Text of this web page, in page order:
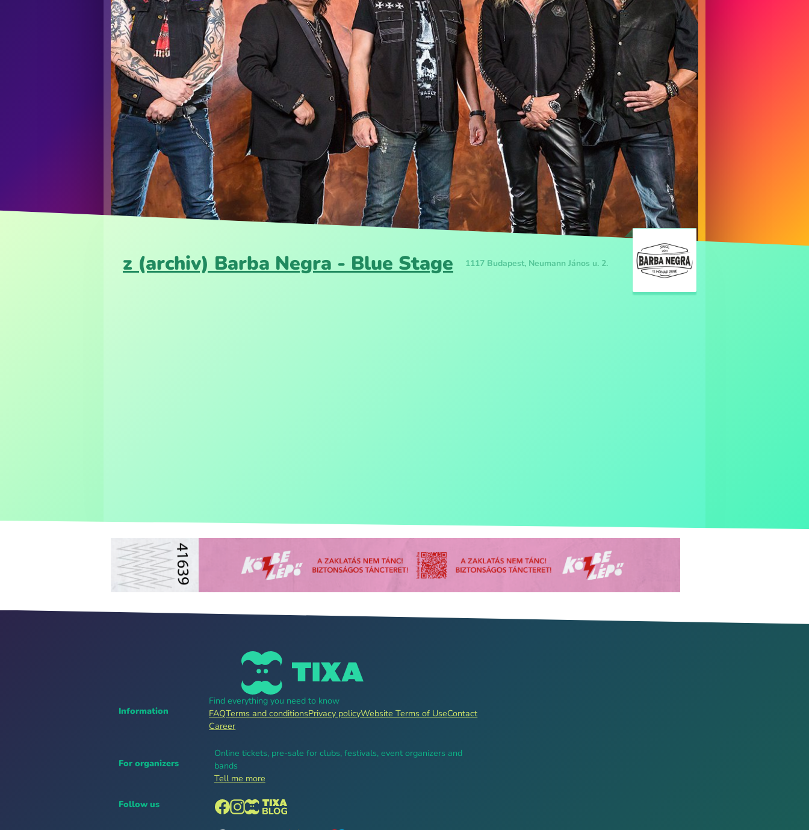
z (archiv) Barba Negra - Blue Stage 1117 Budapest, Neumann János u. 2.
Information
Find everything you need to know
FAQTerms and conditionsPrivacy policyWebsite Terms of UseContact
Career
For organizers
Online tickets, pre-sale for clubs, festivals, event organizers and
bands
Tell me more
Follow us